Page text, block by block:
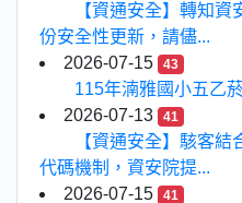
【資通安全】轉知
份安全性更新，請儘...
2026-07-15
43
115年湳雅國小五乙
2026-07-13
41
【資通安全】駭客
代碼機制，資安院提...
2026-07-15
41